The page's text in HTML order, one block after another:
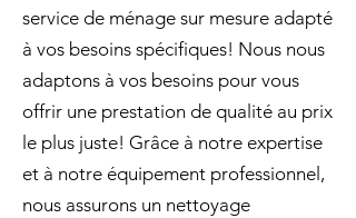
service de ménage sur mesure adapté
à vos besoins spécifiques! Nous nous
adaptons à vos besoins pour vous
offrir une prestation de qualité au prix
le plus juste! Grâce à notre expertise
et à notre équipement professionnel,
nous assurons un nettoyage